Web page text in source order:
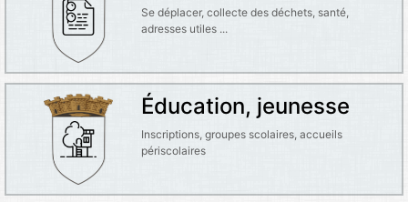
Se déplacer, collecte des déchets, santé,
adresses utiles ...
Éducation, jeunesse
Inscriptions, groupes scolaires, accueils
périscolaires